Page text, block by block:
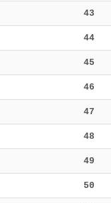
43
44
45
46
47
48
49
50